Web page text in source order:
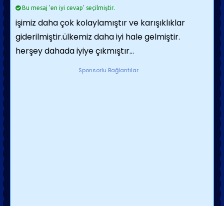
Bu mesaj 'en iyi cevap' seçilmiştir.
işimiz daha çok kolaylamıştır ve karışıklıklar
giderilmiştir.ülkemiz daha iyi hale gelmiştir.
herşey dahada iyiye çıkmıştır...
Sponsorlu Bağlantılar